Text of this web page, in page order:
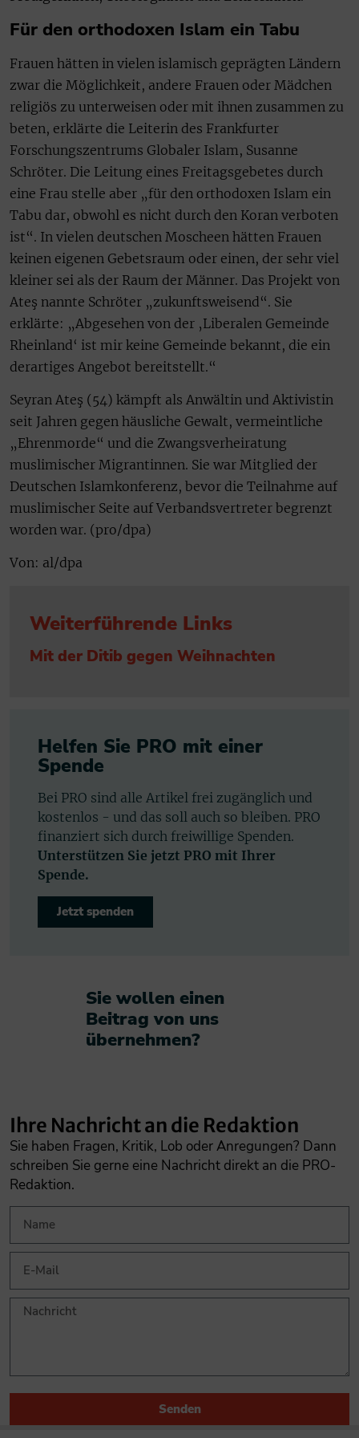
Für den orthodoxen Islam ein Tabu
Frauen hätten in vielen islamisch geprägten Ländern
zwar die Möglichkeit, andere Frauen oder Mädchen
religiös zu unterweisen oder mit ihnen zusammen zu
beten, erklärte die Leiterin des Frankfurter
Forschungszentrums Globaler Islam, Susanne
Schröter. Die Leitung eines Freitagsgebetes durch
eine Frau stelle aber „für den orthodoxen Islam ein
Tabu dar, obwohl es nicht durch den Koran verboten
ist“. In vielen deutschen Moscheen hätten Frauen
keinen eigenen Gebetsraum oder einen, der sehr viel
kleiner sei als der Raum der Männer. Das Projekt von
Ateş nannte Schröter „zukunftsweisend“. Sie
erklärte: „Abgesehen von der ‚Liberalen Gemeinde
Rheinland‘ ist mir keine Gemeinde bekannt, die ein
derartiges Angebot bereitstellt.“
Seyran Ateş (54) kämpft als Anwältin und Aktivistin
seit Jahren gegen häusliche Gewalt, vermeintliche
„Ehrenmorde“ und die Zwangsverheiratung
muslimischer Migrantinnen. Sie war Mitglied der
Deutschen Islamkonferenz, bevor die Teilnahme auf
muslimischer Seite auf Verbandsvertreter begrenzt
worden war. (pro/dpa)
Von: al/dpa
Weiterführende Links
Mit der Ditib gegen Weihnachten
Helfen Sie PRO mit einer
Spende
Bei PRO sind alle Artikel frei zugänglich und
kostenlos - und das soll auch so bleiben. PRO
finanziert sich durch freiwillige Spenden.
Unterstützen Sie jetzt PRO mit Ihrer
Spende.
Jetzt spenden
Sie wollen einen
Beitrag von uns
übernehmen?​
Ihre Nachricht an die Redaktion
Sie haben Fragen, Kritik, Lob oder Anregungen? Dann
schreiben Sie gerne eine Nachricht direkt an die PRO-
Redaktion.
Senden